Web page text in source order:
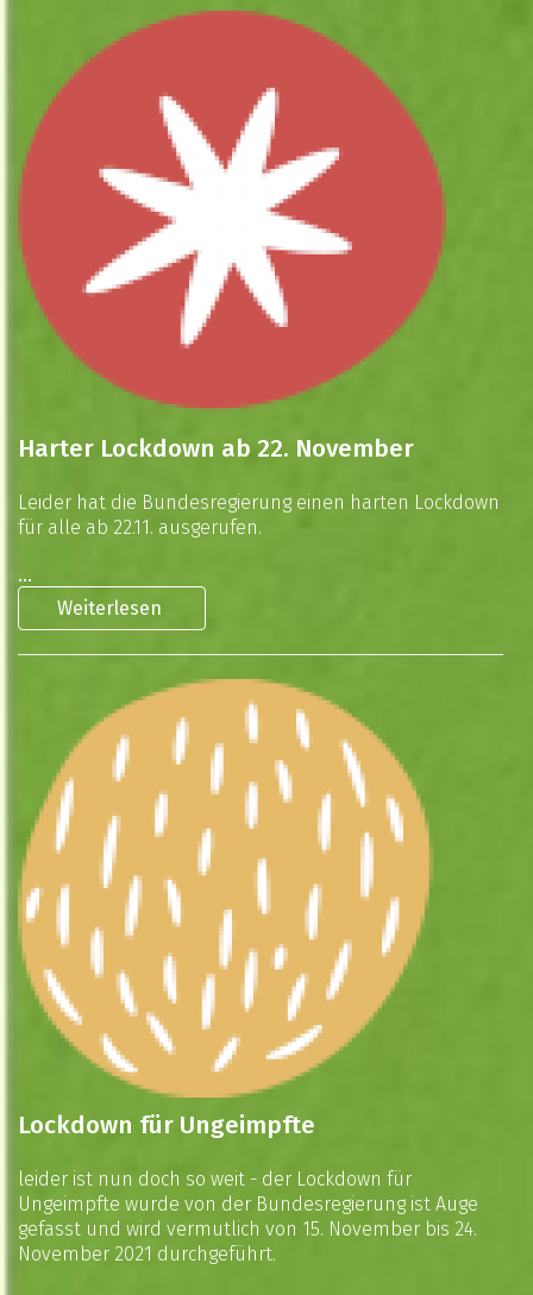
Harter Lockdown ab 22. November
Leider hat die Bundesregierung einen harten Lockdown
für alle ab 22.11. ausgerufen.
...
Weiterlesen
Lockdown für Ungeimpfte
leider ist nun doch so weit - der Lockdown für
Ungeimpfte wurde von der Bundesregierung ist Auge
gefasst und wird vermutlich von 15. November bis 24.
November 2021 durchgeführt.